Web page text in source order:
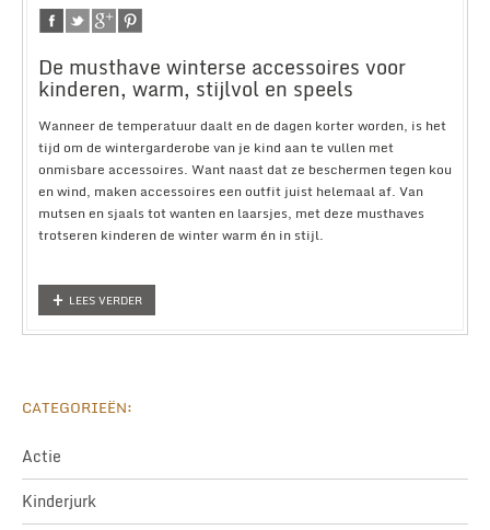
De musthave winterse accessoires voor
kinderen, warm, stijlvol en speels
Wanneer de temperatuur daalt en de dagen korter worden, is het
tijd om de wintergarderobe van je kind aan te vullen met
onmisbare accessoires. Want naast dat ze beschermen tegen kou
en wind, maken accessoires een outfit juist helemaal af. Van
mutsen en sjaals tot wanten en laarsjes, met deze musthaves
trotseren kinderen de winter warm én in stijl.
LEES VERDER
CATEGORIEËN:
Actie
Kinderjurk